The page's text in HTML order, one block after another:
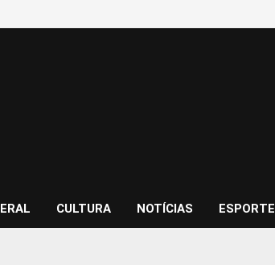
CULTURA NOTÍCIAS ESPORTE